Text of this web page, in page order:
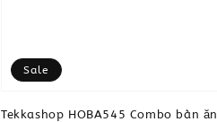
Sale
Tekkashop HOBA545 Combo bàn ăn